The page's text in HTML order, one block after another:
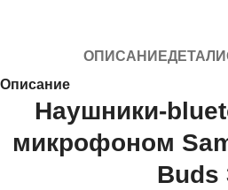
ОПИСАНИЕДЕТАЛИ
Описание
Наушники-
микрофоном
Buds